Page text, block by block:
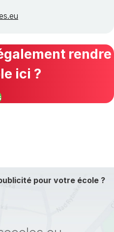
rendre
ici ?
pour votre école ?